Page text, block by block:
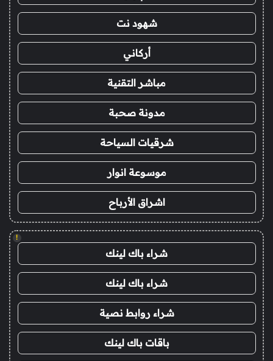
شهود نت
أركاني
مباشر التقنية
مدونة صحبة
شرقيات السياحة
موسوعة انوار
اشراق الأرباح
!
شراء باك لينك
شراء باك لينك
شراء روابط نصية
باقات باك لينك